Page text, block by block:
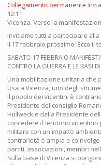
Collegamento permanente
12:11
Vicenza. Verso la
Invitiamo tutti a partecipare
il 17 febbraio prossimo! Ecco il
SABATO 17 FEBBRAIO
CONTRO LA GUERRA E LE BASI
Una mobilitazione unitaria che
Usa a Vicenza, uno degli
Il popolo dei vicentini è
Presidente del consiglio
Hullweck e dalla Presidente
concedere il territorio
militare con un impatto
contrarietà è ampia e
partiti, associazioni, membri
Sulla base di Vicenza si